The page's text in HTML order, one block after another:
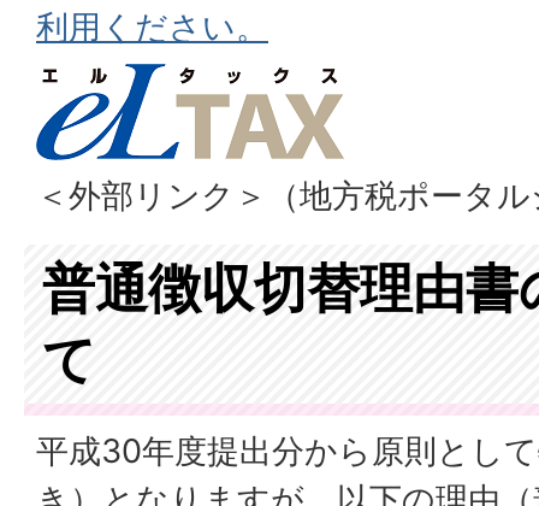
利用ください。
＜外部リンク＞（地方税ポータ
普通徴収切替理由
て
平成30年度提出分から原則とし